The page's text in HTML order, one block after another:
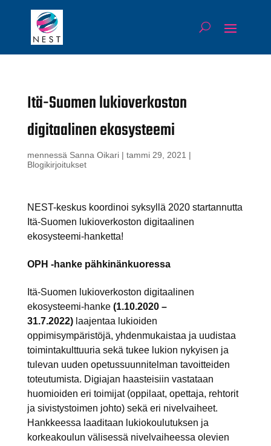
Itä-Suomen lukioverkoston
digitaalinen ekosysteemi
mennessä Sanna Oikari| tammi 29, 2021 |
Blogikirjoitukset
NEST-keskus koordinoi syksyllä 2020 startannutta
Itä-Suomen lukioverkoston digitaalinen
ekosysteemi-hanketta!
OPH -hanke pähkinänkuoressa
Itä-Suomen lukioverkoston digitaalinen
ekosysteemi-hanke (1.10.2020 –
31.7.2022)laajentaa lukioiden
oppimisympäristöjä, yhdenmukaistaa ja uudistaa
toimintakulttuuria sekä tukee lukion nykyisen ja
tulevan uuden opetussuunnitelman tavoitteiden
toteutumista. Digiajan haasteisiin vastataan
huomioiden eri toimijat (oppilaat, opettaja, rehtorit
ja sivistystoimen johto) sekä eri nivelvaiheet.
Hankkeessa laaditaan lukiokoulutuksen ja
korkeakoulun välisessä nivelvaiheessa olevien